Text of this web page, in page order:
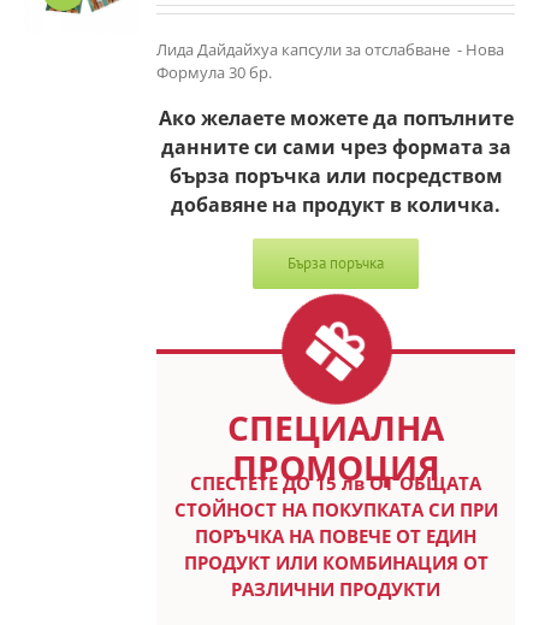
Лида Дайдайхуа капсули за отслабване - Нова
Формула 30 бр.
Ако желаете можете да попълните
данните си сами чрез формата за
бърза поръчка или посредством
добавяне на продукт в количка.
Бърза поръчка
СПЕЦИАЛНА
ПРОМОЦИЯ
СПЕСТETE ДО 15 лв ОТ ОБЩАТА
СТОЙНОСТ НА ПОКУПКАТА СИ ПРИ
ПОРЪЧКА НА ПОВЕЧЕ ОТ ЕДИН
ПРОДУКТ ИЛИ КОМБИНАЦИЯ ОТ
РАЗЛИЧНИ ПРОДУКТИ